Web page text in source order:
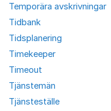
Temporära avskrivningar
Tidbank
Tidsplanering
Timekeeper
Timeout
Tjänstemän
Tjänsteställe